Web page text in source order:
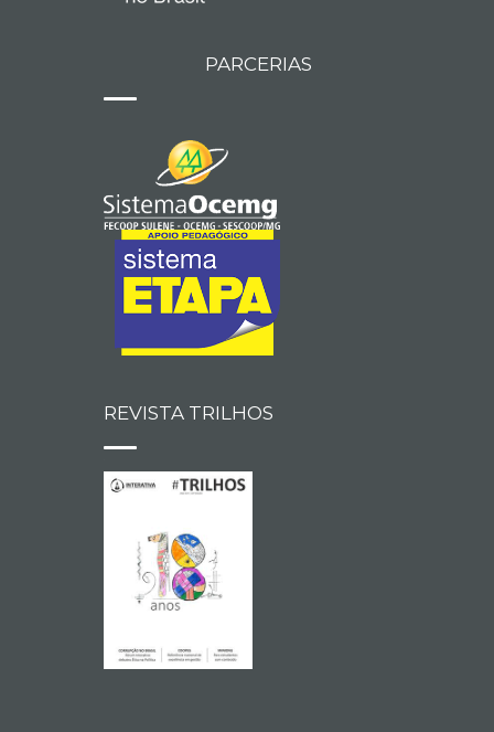
PARCERIAS
REVISTA TRILHOS